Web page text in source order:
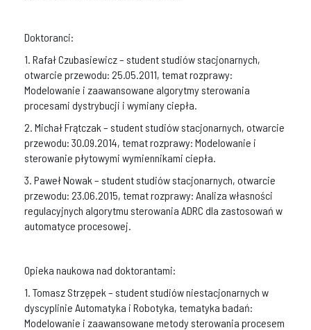
Doktoranci:
1. Rafał Czubasiewicz – student studiów stacjonarnych,
otwarcie przewodu: 25.05.2011, temat rozprawy:
Modelowanie i zaawansowane algorytmy sterowania
procesami dystrybucji i wymiany ciepła.
2. Michał Frątczak – student studiów stacjonarnych, otwarcie
przewodu: 30.09.2014, temat rozprawy: Modelowanie i
sterowanie płytowymi wymiennikami ciepła.
3. Paweł Nowak – student studiów stacjonarnych, otwarcie
przewodu: 23.06.2015, temat rozprawy: Analiza własności
regulacyjnych algorytmu sterowania ADRC dla zastosowań w
automatyce procesowej.
Opieka naukowa nad doktorantami:
1. Tomasz Strzępek – student studiów niestacjonarnych w
dyscyplinie Automatyka i Robotyka, tematyka badań:
Modelowanie i zaawansowane metody sterowania procesem